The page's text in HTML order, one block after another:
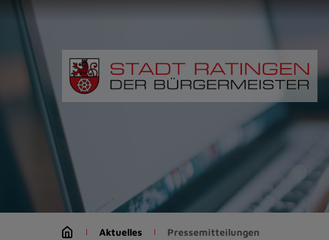
(Schnelltaste
Zum
Seitenanfang
springen
(Schnelltaste
Navigation/Menü
(Schnelltaste
Zur
Aktuelles Pressemitteilungen